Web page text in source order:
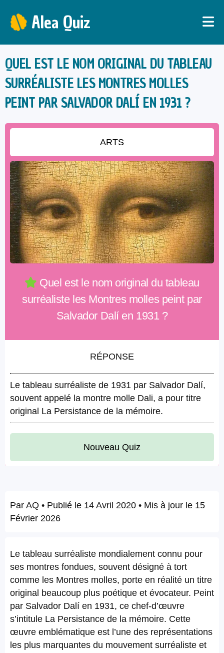
Alea Quiz
QUEL EST LE NOM ORIGINAL DU TABLEAU
SURRÉALISTE LES MONTRES MOLLES
PEINT PAR SALVADOR DALÍ EN 1931 ?
ARTS
Quel est le nom original du tableau
surréaliste les Montres molles peint par
Salvador Dalí en 1931 ?
RÉPONSE
Le tableau surréaliste de 1931 par Salvador Dalí,
souvent appelé la montre molle Dali, a pour titre
original La Persistance de la mémoire.
Nouveau Quiz
Par AQ • Publié le 14 Avril 2020 • Mis à jour le 15
Février 2026
Le tableau surréaliste mondialement connu pour
ses montres fondues, souvent désigné à tort
comme les Montres molles, porte en réalité un titre
original beaucoup plus poétique et évocateur. Peint
par Salvador Dalí en 1931, ce chef-d’œuvre
s’intitule La Persistance de la mémoire. Cette
œuvre emblématique est l’une des représentations
les plus marquantes du mouvement surréaliste et